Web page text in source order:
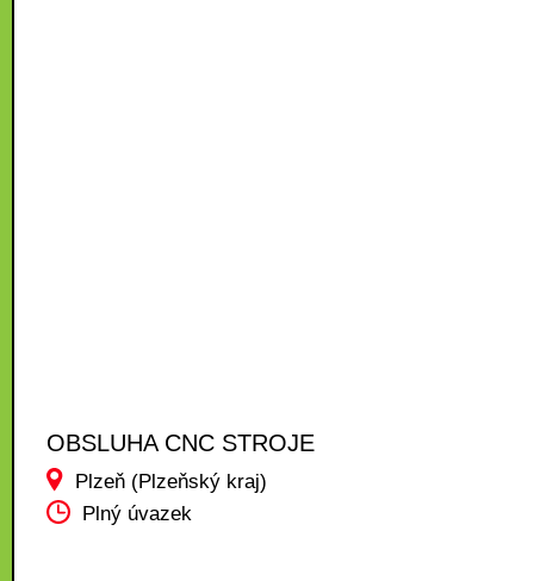
OBSLUHA CNC STROJE
Plzeň (Plzeňský kraj)
Plný úvazek